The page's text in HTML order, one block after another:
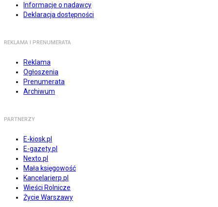
Informacje o nadawcy
Deklaracja dostępności
REKLAMA I PRENUMERATA
Reklama
Ogłoszenia
Prenumerata
Archiwum
PARTNERZY
E-kiosk.pl
E-gazety.pl
Nexto.pl
Mała księgowość
Kancelarierp.pl
Wieści Rolnicze
Życie Warszawy